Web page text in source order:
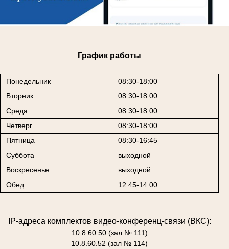
График работы
Понедельник
08:30-18:00
Вторник
08:30-18:00
Среда
08:30-18:00
Четверг
08:30-18:00
Пятница
08:30-16:45
Суббота
выходной
Воскресенье
выходной
Обед
12:45-14:00
IP-адреса комплектов видео-конференц-связи (ВКС):
10.8.60.50 (зал № 111)
10.8.60.52 (зал № 114)